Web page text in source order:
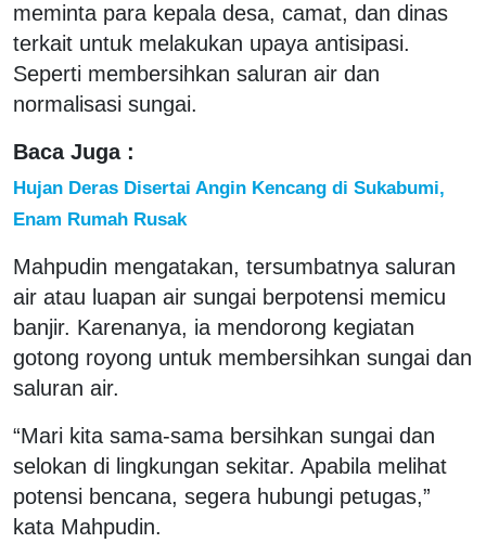
meminta para kepala desa, camat, dan dinas
terkait untuk melakukan upaya antisipasi.
Seperti membersihkan saluran air dan
normalisasi sungai.
Baca Juga :
Hujan Deras Disertai Angin Kencang di Sukabumi,
Enam Rumah Rusak
Mahpudin mengatakan, tersumbatnya saluran
air atau luapan air sungai berpotensi memicu
banjir. Karenanya, ia mendorong kegiatan
gotong royong untuk membersihkan sungai dan
saluran air.
“Mari kita sama-sama bersihkan sungai dan
selokan di lingkungan sekitar. Apabila melihat
potensi bencana, segera hubungi petugas,”
kata Mahpudin.